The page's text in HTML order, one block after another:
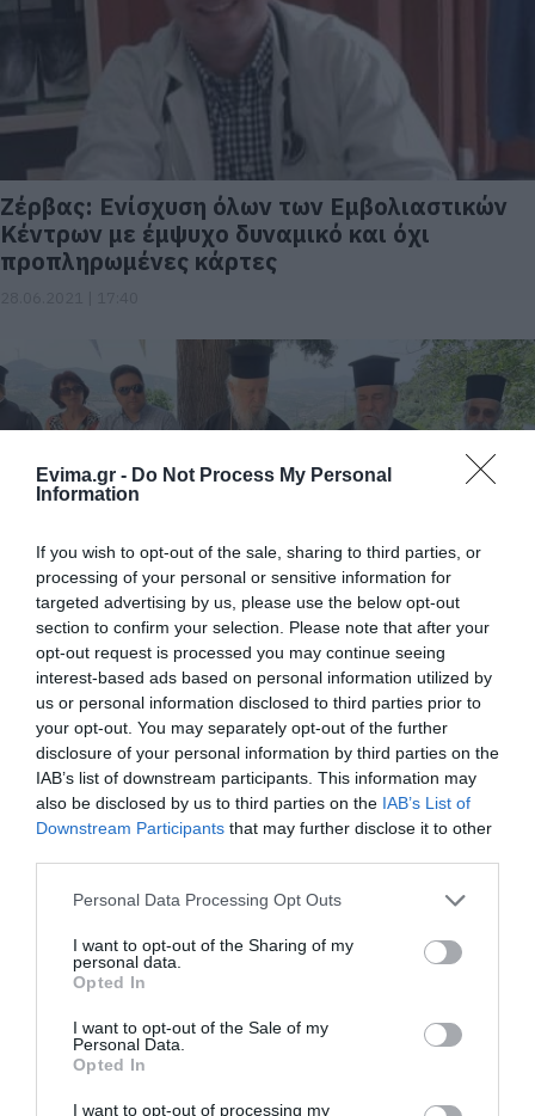
Evima.gr - Do Not Process My Personal
Information
If you wish to opt-out of the sale, sharing to third parties, or
processing of your personal or sensitive information for
targeted advertising by us, please use the below opt-out
section to confirm your selection. Please note that after your
opt-out request is processed you may continue seeing
interest-based ads based on personal information utilized by
us or personal information disclosed to third parties prior to
your opt-out. You may separately opt-out of the further
disclosure of your personal information by third parties on the
IAB’s list of downstream participants. This information may
also be disclosed by us to third parties on the IAB’s List of
Downstream Participants that may further disclose it to other
Please note that this website/app uses one or more Google
not limited to your visit or usage behaviour. You may click to
grant or deny consent to Google and its third-party tags to
use your data for below specified purposes in below Google
consent section.
Personal Data Processing Opt Outs
I want to opt-out of the Sharing of my
personal data.
Opted In
I want to opt-out of the Sale of my
Personal Data.
Opted In
I want to opt-out of processing my
Ζέρβας: Ενίσχυση όλων των Εμβολιαστικών
Κέντρων με έμψυχο δυναμικό και όχι
προπληρωμένες κάρτες
Στην Ι. Μ. Καρυών Τιμίου Προδρόμου
Αχλαδερής ο Γιώργος Ζέρβας
24.06.2021 | 14:52
Εύβοια – Ραγδαίες εξελίξεις:
Ανεξαρτητοποιήθηκε ο Κώστας Ζέρβας από
την παράταξη του Χρήστου Παγώνη
17.05.2021 | 11:53